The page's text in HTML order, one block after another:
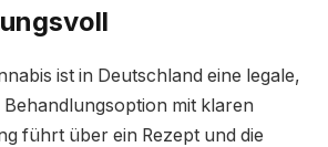
ist in Deutschland eine legale,
mit klaren
führt über ein Rezept und die